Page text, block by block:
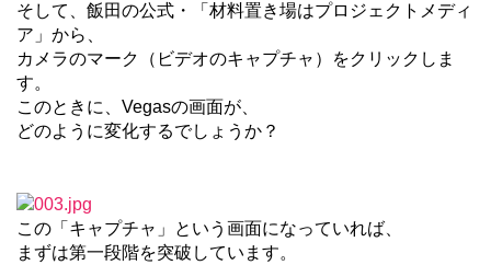
そして、飯田の公式・「材料置き場はプロジェクトメディ
ア」から、
カメラのマーク（ビデオのキャプチャ）をクリックしま
す。
このときに、Vegasの画面が、
どのように変化するでしょうか？
この「キャプチャ」という画面になっていれば、
まずは第一段階を突破しています。